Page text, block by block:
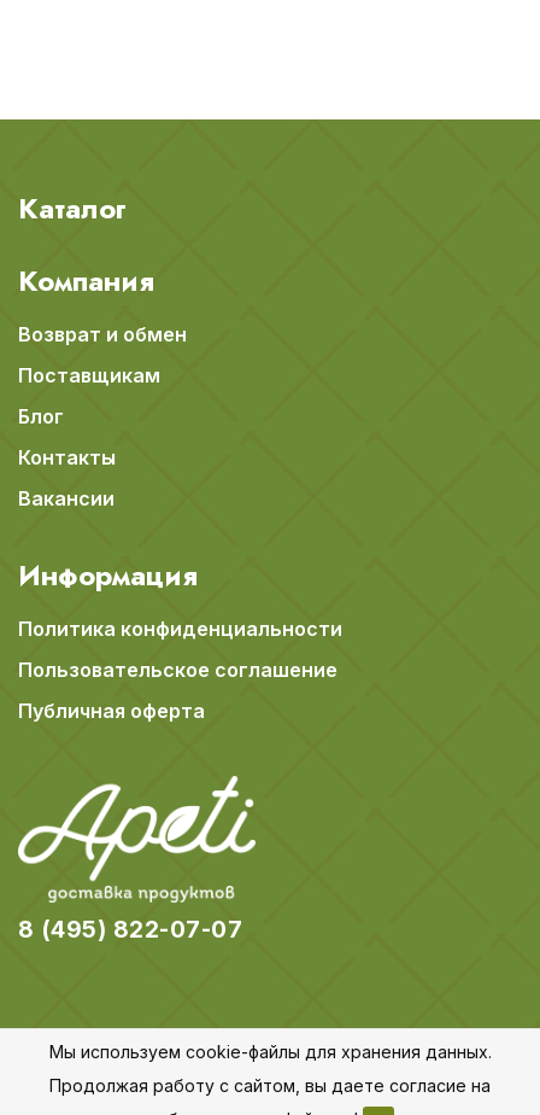
Каталог
Компания
Возврат и обмен
Поставщикам
Блог
Контакты
Вакансии
Информация
Политика конфиденциальности
Пользовательское соглашение
Публичная оферта
8 (495) 822-07-07
© 2018-2026 Apeti.ru,Карта сайта
Мы используем cookie-файлы для хранения данных.
Продолжая работу с сайтом, вы даете согласие на